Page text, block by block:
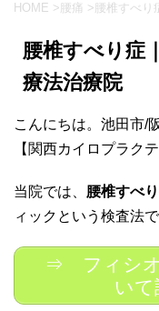
HOME > 腰痛 > 腰椎すべり
腰椎すべり症
療法治療院
こんにちは。池田市/
【関西カイロプラク
当院では、 腰椎すべ
ィックという検査法で
⇒ フィシオ
いて